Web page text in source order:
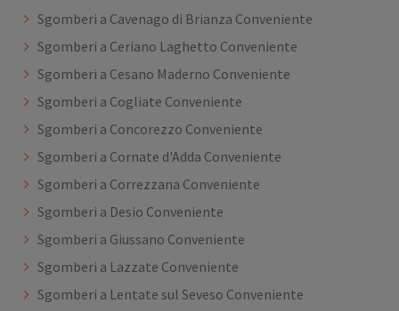
Sgomberi a Cavenago di Brianza Conveniente
Sgomberi a Ceriano Laghetto Conveniente
Sgomberi a Cesano Maderno Conveniente
Sgomberi a Cogliate Conveniente
Sgomberi a Concorezzo Conveniente
Sgomberi a Cornate d'Adda Conveniente
Sgomberi a Correzzana Conveniente
Sgomberi a Desio Conveniente
Sgomberi a Giussano Conveniente
Sgomberi a Lazzate Conveniente
Sgomberi a Lentate sul Seveso Conveniente